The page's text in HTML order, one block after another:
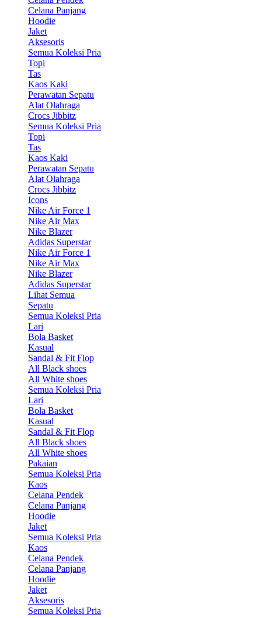
Celana Panjang
Hoodie
Jaket
Aksesoris
Semua Koleksi Pria
Topi
Tas
Kaos Kaki
Perawatan Sepatu
Alat Olahraga
Crocs Jibbitz
Semua Koleksi Pria
Topi
Tas
Kaos Kaki
Perawatan Sepatu
Alat Olahraga
Crocs Jibbitz
Icons
Nike Air Force 1
Nike Air Max
Nike Blazer
Adidas Superstar
Nike Air Force 1
Nike Air Max
Nike Blazer
Adidas Superstar
Lihat Semua
Sepatu
Semua Koleksi Pria
Lari
Bola Basket
Kasual
Sandal & Fit Flop
All Black shoes
All White shoes
Semua Koleksi Pria
Lari
Bola Basket
Kasual
Sandal & Fit Flop
All Black shoes
All White shoes
Pakaian
Semua Koleksi Pria
Kaos
Celana Pendek
Celana Panjang
Hoodie
Jaket
Semua Koleksi Pria
Kaos
Celana Pendek
Celana Panjang
Hoodie
Jaket
Aksesoris
Semua Koleksi Pria